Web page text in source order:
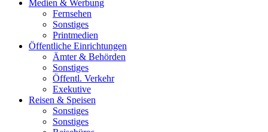
Medien & Werbung
Fernsehen
Sonstiges
Printmedien
Öffentliche Einrichtungen
Ämter & Behörden
Sonstiges
Öffentl. Verkehr
Exekutive
Reisen & Speisen
Sonstiges
Sonstiges